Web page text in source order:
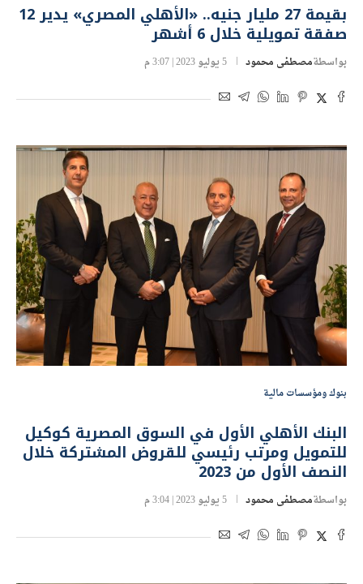
بقيمة 27 مليار جنيه.. «الأهلي المصري» يدير 12
صفقة تمويلية خلال 6 أشهر
بواسطةمصطفى محمود 5 يوليو 2023 | 3:07 م
بنوك ومؤسسات مالية
البنك الأهلي الأول في السوق المصرية كوكيل
للتمويل ومرتب رئيسي للقروض المشتركة خلال
النصف الأول من 2023
بواسطةمصطفى محمود 5 يوليو 2023 | 3:04 م